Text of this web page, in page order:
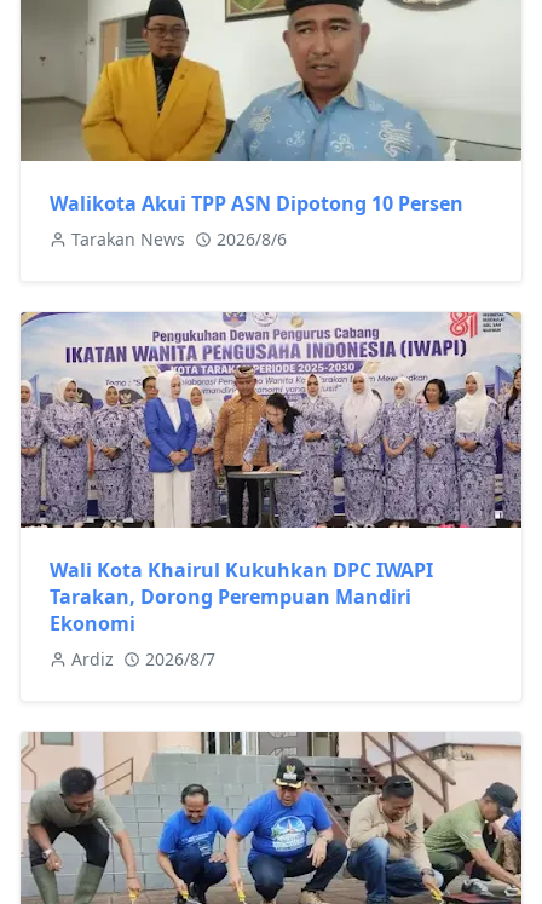
Walikota Akui TPP ASN Dipotong 10 Persen
Tarakan News 2026/8/6
Wali Kota Khairul Kukuhkan DPC IWAPI
Tarakan, Dorong Perempuan Mandiri
Ekonomi
Ardiz 2026/8/7